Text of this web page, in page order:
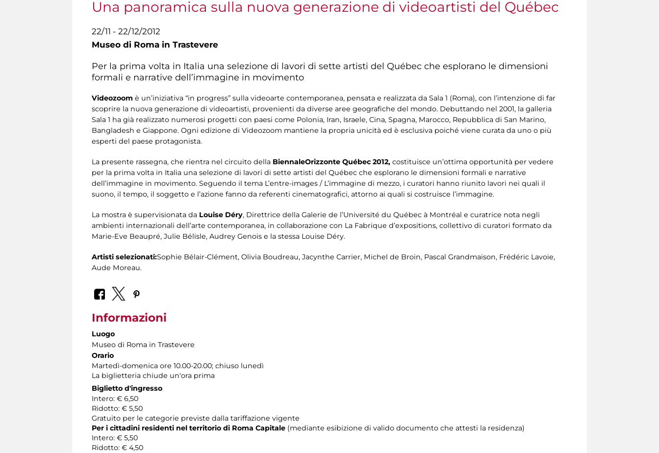
Una panoramica sulla nuova generazione di videoartisti del Québec
22/11 - 22/12/2012
Museo di Roma in Trastevere
Per la prima volta in Italia una selezione di lavori di sette artisti del Québec che esplorano le dimensioni
formali e narrative dell’immagine in movimento
Videozoom è un’iniziativa “in progress” sulla videoarte contemporanea, pensata e realizzata da Sala 1 (Roma), con l’intenzione di far
scoprire la nuova generazione di videoartisti, provenienti da diverse aree geografiche del mondo. Debuttando nel 2001, la galleria
Sala 1 ha già realizzato numerosi progetti con paesi come Polonia, Iran, Israele, Cina, Spagna, Marocco, Repubblica di San Marino,
Bangladesh e Giappone. Ogni edizione di Videozoom mantiene la propria unicità ed è esclusiva poiché viene curata da uno o più
esperti del paese protagonista.
La presente rassegna, che rientra nel circuito della BiennaleOrizzonte Québec 2012, costituisce un’ottima opportunità per vedere
per la prima volta in Italia una selezione di lavori di sette artisti del Québec che esplorano le dimensioni formali e narrative
dell’immagine in movimento. Seguendo il tema L’entre-images / L’immagine di mezzo, i curatori hanno riunito lavori nei quali il
suono, il tempo, il soggetto e l’azione fanno da referenti cinematografici, attorno ai quali si costruisce l’immagine.
La mostra è supervisionata da Louise Déry, Direttrice della Galerie de l’Université du Québec à Montréal e curatrice nota negli
ambienti internazionali dell’arte contemporanea, in collaborazione con La Fabrique d’expositions, collettivo di curatori formato da
Marie-Eve Beaupré, Julie Bélisle, Audrey Genois e la stessa Louise Déry.
Artisti selezionati:Sophie Bélair-Clément, Olivia Boudreau, Jacynthe Carrier, Michel de Broin, Pascal Grandmaison, Frédéric Lavoie,
Aude Moreau.
Informazioni
Luogo
Museo di Roma in Trastevere
Orario
Martedì-domenica ore 10.00-20.00; chiuso lunedì
La biglietteria chiude un'ora prima
Biglietto d'ingresso
Intero: € 6,50
Ridotto: € 5,50
Gratuito per le categorie previste dalla tariffazione vigente
Per i cittadini residenti nel territorio di Roma Capitale (mediante esibizione di valido documento che attesti la residenza)
Intero: € 5,50
Ridotto: € 4,50